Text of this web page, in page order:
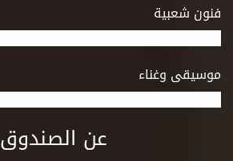
فنون شعبية
موسيقى وغناء
عن الصندوق